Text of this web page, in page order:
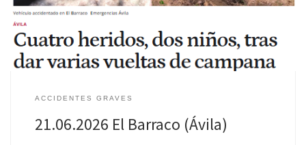
ACCIDENTES GRAVES
21.06.2026 El Barraco (Ávila)